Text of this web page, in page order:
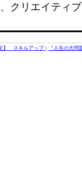
リエイティブ
】 スキルアップ |
『人生の大